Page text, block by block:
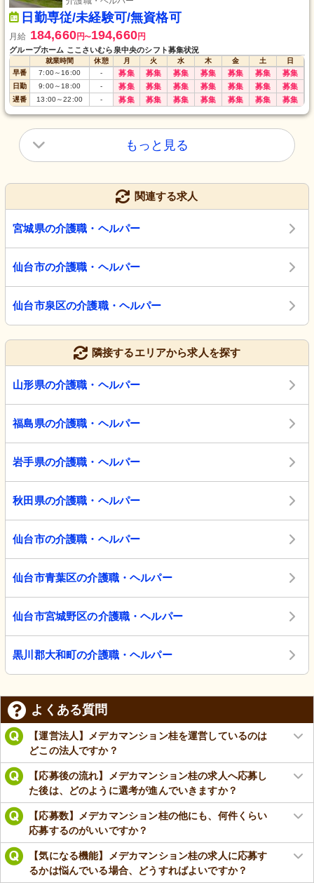
日勤専従/未経験可/無資格可
月給 184,660円〜194,660円
グループホーム ここさいむら泉中央のシフト募集状況
就業時間 休憩 月 火 水 木 金 土
日
早番
7:00～ 16:00 - 募集 募集 募集 募集 募集 募集 募集
日勤 9:00～ 18:00 - 募集 募集 募集 募集 募集 募集 募集
遅番 13:00～22:00 - 募集 募集 募集 募集 募集 募集 募集
もっと見る
関連する求人
宮城県の介護職・ヘルパー
仙台市の介護職・ヘルパー
仙台市泉区の介護職・ヘルパー
隣接するエリアから求人を探す
山形県の介護職・ヘルパー
福島県の介護職・ヘルパー
岩手県の介護職・ヘルパー
秋田県の介護職・ヘルパー
仙台市の介護職・ヘルパー
仙台市青葉区の介護職・ヘルパー
仙台市宮城野区の介護職・ヘルパー
黒川郡大和町の介護職・ヘルパー
よくある質問
【運営法人】メデカマンション桂を運営しているのは
どこの法人ですか？
【応募後の流れ】メデカマンション桂の求人へ応募し
た後は、どのように選考が進んでいきますか？
【応募数】メデカマンション桂の他にも、何件くらい
応募するのがいいですか？
【気になる機能】メデカマンション桂の求人に応募す
るかは悩んでいる場合、どうすればよいですか？